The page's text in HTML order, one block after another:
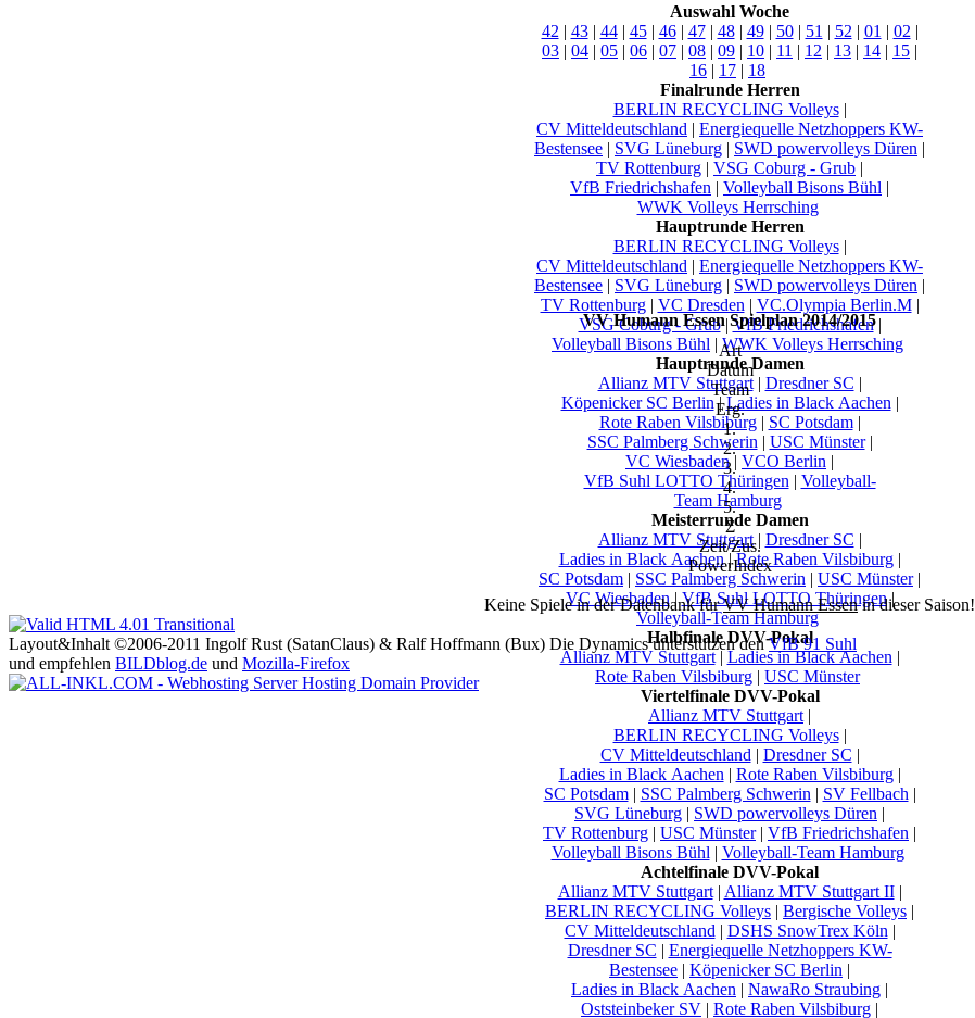
Auswahl Woche
42 | 43| 44| 45| 46| 47| 48| 49| 50| 51 | 52 | 01 | 02 |
03 | 04 | 05 | 06 | 07 | 08 | 09 | 10 | 11 | 12 | 13 | 14 | 15 |
16 | 17 | 18
Finalrunde Herren
BERLIN RECYCLING Volleys|
CV Mitteldeutschland | Energiequelle Netzhoppers KW-
Bestensee | SVG Lüneburg | SWD powervolleys Düren |
TV Rottenburg | VSG Coburg - Grub |
VfB Friedrichshafen | Volleyball Bisons Bühl |
WWK Volleys Herrsching
Hauptrunde Herren
BERLIN RECYCLING Volleys|
CV Mitteldeutschland | Energiequelle Netzhoppers KW-
Bestensee | SVG Lüneburg | SWD powervolleys Düren |
TV Rottenburg| VC Dresden | VC.Olympia Berlin.M|
VSG Coburg - Grub|VfB Friedrichshafen|
Volleyball Bisons Bühl | WWK Volleys Herrsching
Hauptrunde Damen
Allianz MTV Stuttgart| Dresdner SC |
Köpenicker SC Berlin|Ladies in Black Aachen |
Rote Raben Vilsbiburg| SC Potsdam|
SSC Palmberg Schwerin | USC Münster|
VC Wiesbaden| VCO Berlin |
VfB Suhl LOTTO Thüringen | Volleyball-
Team Hamburg
Meisterrunde Damen
Allianz MTV Stuttgart| Dresdner SC |
Ladies in Black Aachen|Rote Raben Vilsbiburg|
SC Potsdam | SSC Palmberg Schwerin | USC Münster|
VC Wiesbaden|VfB Suhl LOTTO Thüringen|
Volleyball-Team Hamburg
Halbfinale DVV-Pokal
Allianz MTV Stuttgart| Ladies in Black Aachen |
Rote Raben Vilsbiburg | USC Münster
Viertelfinale DVV-Pokal
Allianz MTV Stuttgart |
BERLIN RECYCLING Volleys|
CV Mitteldeutschland | Dresdner SC |
Ladies in Black Aachen | Rote Raben Vilsbiburg|
SC Potsdam| SSC Palmberg Schwerin | SV Fellbach |
SVG Lüneburg | SWD powervolleys Düren |
TV Rottenburg | USC Münster| VfB Friedrichshafen |
Volleyball Bisons Bühl | Volleyball-Team Hamburg
Achtelfinale DVV-Pokal
Allianz MTV Stuttgart| Allianz MTV Stuttgart II|
BERLIN RECYCLING Volleys | Bergische Volleys |
CV Mitteldeutschland | DSHS SnowTrex Köln |
Dresdner SC | Energiequelle Netzhoppers KW-
Bestensee | Köpenicker SC Berlin |
Ladies in Black Aachen | NawaRo Straubing |
Oststeinbeker SV | Rote Raben Vilsbiburg |
VV Humann Essen Spielplan 2014/2015
Art
Datum
Team
Erg.
1.
2.
3.
4.
5.
Σ
Zeit/Zus.
PowerIndex
Keine Spiele in der Datenbank fürVV Humann Essenin dieser Saison!
Layout&Inhalt ©2006-2011 Ingolf Rust (SatanClaus) & Ralf Hoffmann (Bux) Die Dynamics unterstützen denVfB 91 Suhl
und empfehlen BILDblog.de und Mozilla-Firefox